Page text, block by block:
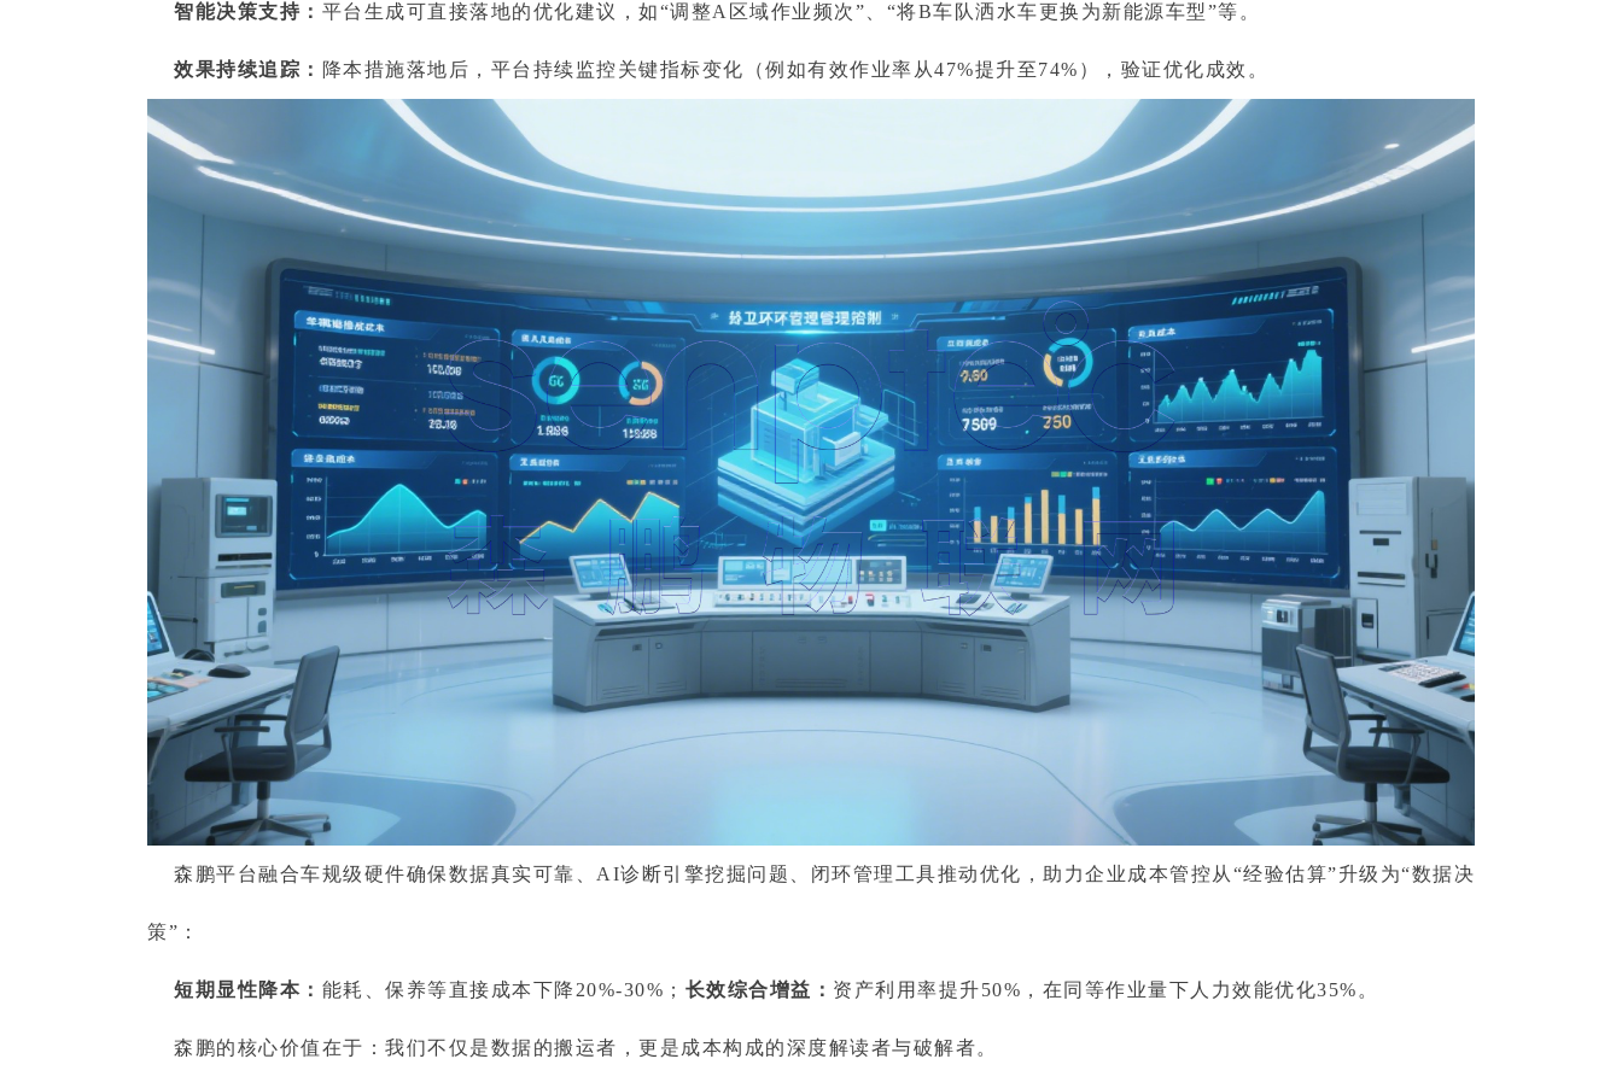
智能决策支持： 平台生成可直接落地的优化建议，如“调整A区域作业频次”、“将B车队洒水车更换为新能源车型”等。
效果持续追踪： 降本措施落地后，平台持续监控关键指标变化（例如有效作业率从47%提升至74%），验证优化成效。
森鹏平台融合车规级硬件确保数据真实可靠、AI诊断引擎挖掘问题、闭环管理工具推动优化，助力企业成本管控从“经验估算”升级为“数据决
策”：
短期显性降本： 能耗、保养等直接成本下降20%-30%； 长效综合增益： 资产利用率提升50%，在同等作业量下人力效能优化35%。
森鹏的核心价值在于：我们不仅是数据的搬运者，更是成本构成的深度解读者与破解者。